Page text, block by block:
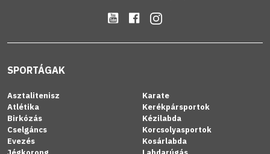
SPORTÁGAK
Asztalitenisz
Atlétika
Birkózás
Cselgáncs
Evezés
Karate
Kerékpársportok
Kézilabda
Korcsolyasportok
Kosárlabda